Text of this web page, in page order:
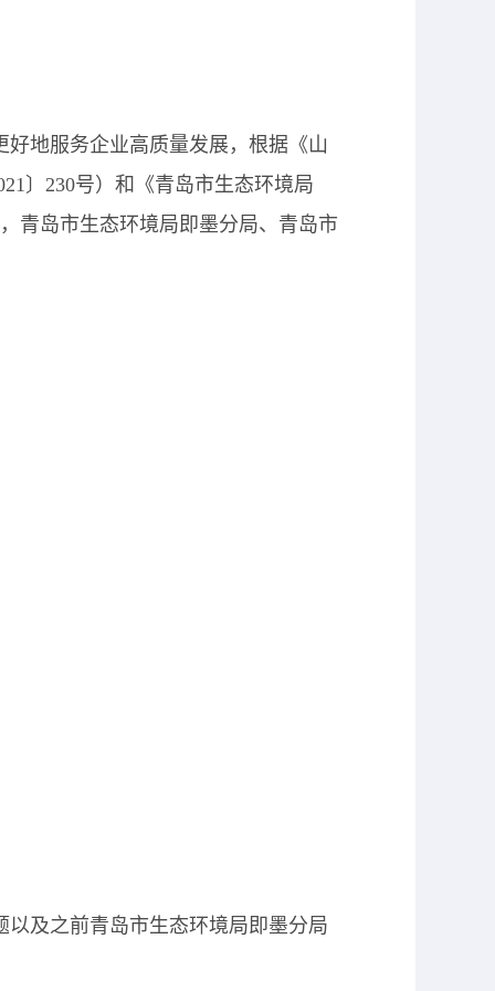
地服务企业高质量发展，根据《山
〕 230号）和《青岛市生态环境局
青岛市生态环境局即墨分局、青岛市
及之前青岛市生态环境局即墨分局